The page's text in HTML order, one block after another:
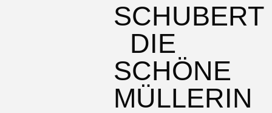
SCHUBERT
DIE
SCHÖNE
MÜLLERIN